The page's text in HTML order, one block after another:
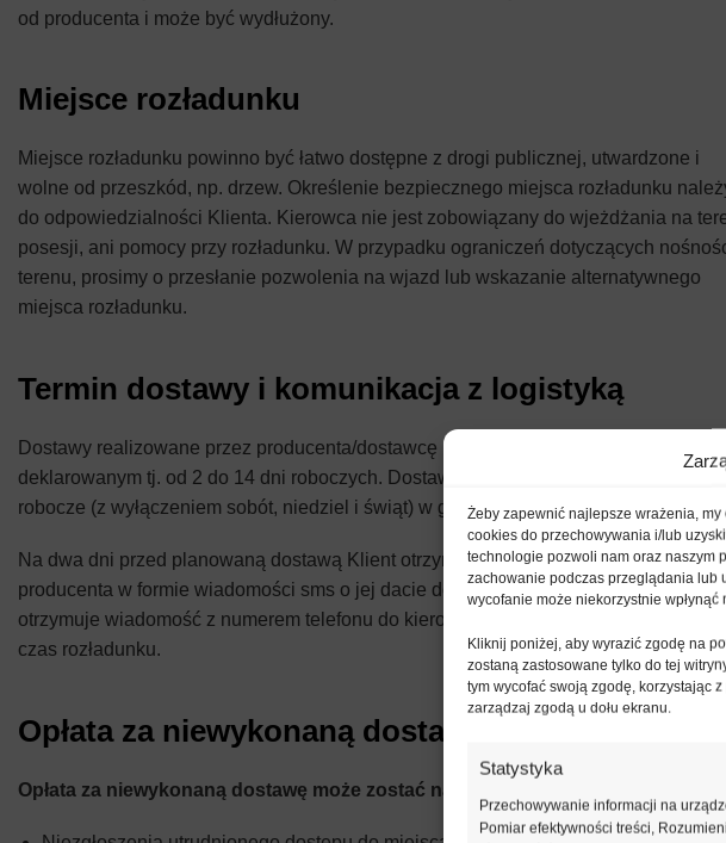
Żeby zapewnić najlepsze wrażenia,
cookies do przechowywania i/lub
technologie pozwoli nam oraz naszym
zachowanie podczas przeglądania lub
wycofanie może niekorzystnie wpłynąć
Kliknij poniżej, aby wyrazić zgodę na
zostaną zastosowane tylko do tej
tym wycofać swoją zgodę, korzystając
zarządzaj zgodą u dołu ekranu.
Statystyka
Przechowywanie informacji na
Pomiar efektywności treści,
od producenta i może być wydłużony.
Miejsce rozładunku
Miejsce rozładunku powinno być łatwo dostępne z drogi publicznej, utwardzone i
wolne od przeszkód, np. drzew. Określenie bezpiecznego miejsca rozładunku
do odpowiedzialności Klienta. Kierowca nie jest zobowiązany do wjeżdżania na
posesji, ani pomocy przy rozładunku. W przypadku ograniczeń dotyczących
terenu, prosimy o przesłanie pozwolenia na wjazd lub wskazanie alternatywnego
miejsca rozładunku.
Termin dostawy i komunikacja z logistyką
Dostawy realizowane przez producenta/dostawcę następują w terminie przez niego
deklarowanym tj. od 2 do 14 dni roboczych. Dostawa następuje wyłącznie w dni
robocze (z wyłączeniem sobót, niedziel i świąt) w godz. 8-14.
Na dwa dni przed planowaną dostawą Klient otrzymuje informację bezpośrednio od
producenta w formie wiadomości sms o jej dacie dostawy, a dzień przed
otrzymuje wiadomość z numerem telefonu do kierowcy, z którym ustala szczegółowy
czas rozładunku.
Opłata za niewykonaną dostawę
Opłata za niewykonaną dostawę może zostać naliczona w przypadku: